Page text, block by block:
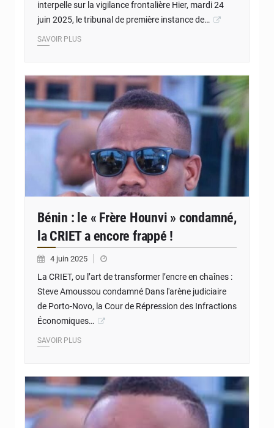
interpelle sur la vigilance frontalière Hier, mardi 24
juin 2025, le tribunal de première instance de…
SAVOIR PLUS
Bénin : le « Frère Hounvi » condamné,
la CRIET a encore frappé !
4 juin 2025
La CRIET, ou l’art de transformer l’encre en chaînes :
Steve Amoussou condamné Dans l'arène judiciaire
de Porto-Novo, la Cour de Répression des Infractions
Économiques…
SAVOIR PLUS